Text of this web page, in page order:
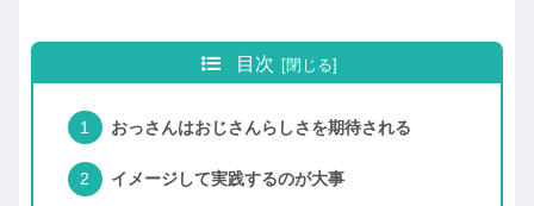
目次
おっさんはおじさんらしさを期待される
イメージして実践するのが大事